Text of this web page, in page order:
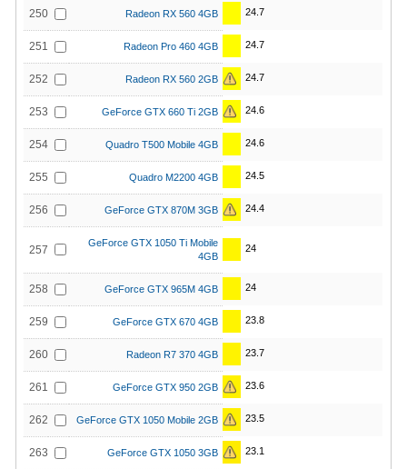
250 Radeon RX 560 4GB 24.7
251 Radeon Pro 460 4GB 24.7
252 Radeon RX 560 2GB 24.7
253 GeForce GTX 660 Ti 2GB 24.6
254 Quadro T500 Mobile 4GB 24.6
255 Quadro M2200 4GB 24.5
256 GeForce GTX 870M 3GB 24.4
257
GeForce GTX 1050 Ti Mobile
4GB
24
258 GeForce GTX 965M 4GB 24
259 GeForce GTX 670 4GB 23.8
260 Radeon R7 370 4GB 23.7
261 GeForce GTX 950 2GB 23.6
262 GeForce GTX 1050 Mobile 2GB 23.5
263 GeForce GTX 1050 3GB 23.1